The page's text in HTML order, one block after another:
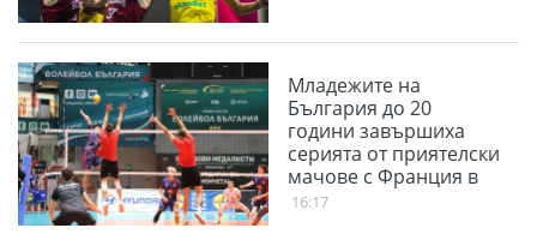
Младежите на
България до 20
години завършиха
серията от приятелски
мачове с Франция в
София
16:17